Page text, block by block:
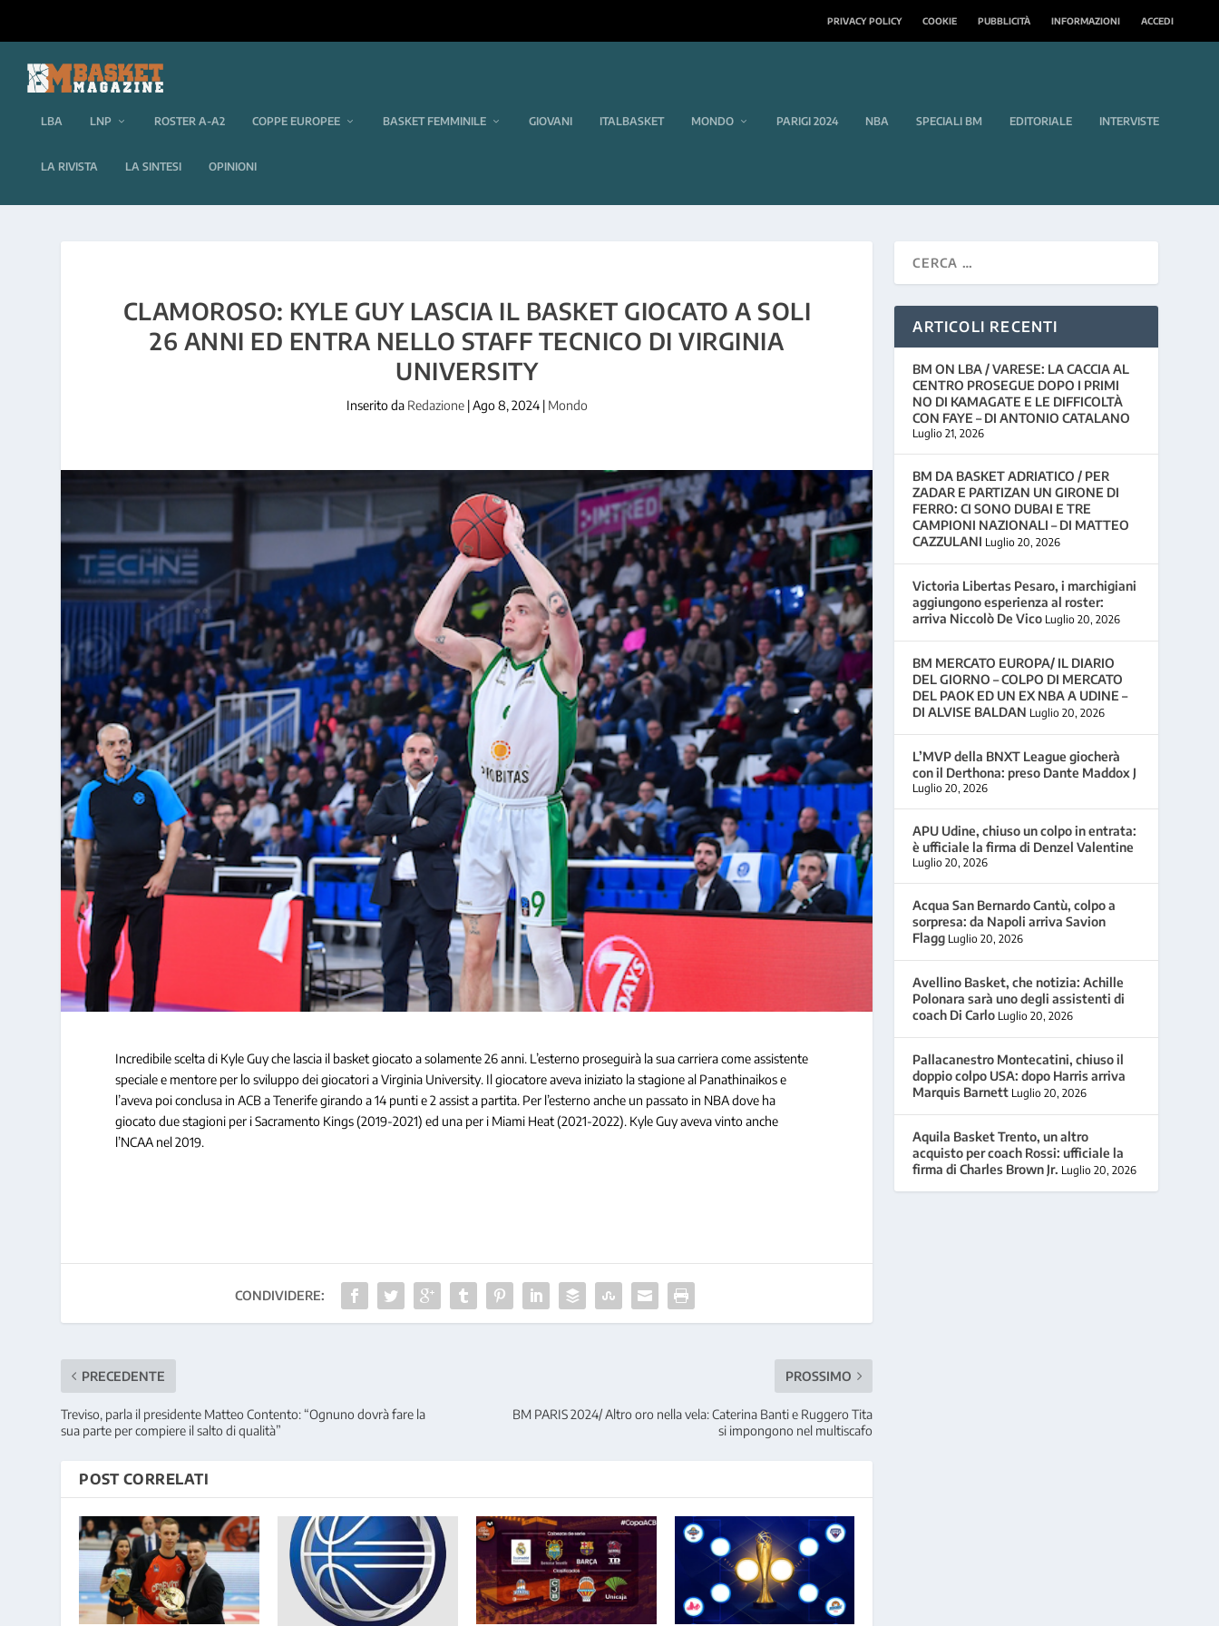
PRIVACY POLICY COOKIE PUBBLICITÀ INFORMAZIONI ACCEDI
LBA LNP ROSTER A-A2 COPPE EUROPEE BASKET FEMMINILE GIOVANI ITALBASKET MONDO PARIGI 2024 NBA SPECIALI BM EDITORIALE INTERVISTE
LA RIVISTA LA SINTESI OPINIONI
CLAMOROSO: KYLE GUY LASCIA IL BASKET GIOCATO A SOLI
26 ANNI ED ENTRA NELLO STAFF TECNICO DI VIRGINIA
UNIVERSITY
Inserito da Redazione|Ago 8, 2024| Mondo
Incredibile scelta di Kyle Guy che lascia il basket giocato a solamente 26 anni. L’esterno proseguirà la sua carriera come assistente
speciale e mentore per lo sviluppo dei giocatori a Virginia University. Il giocatore aveva iniziato la stagione al Panathinaikos e
l’aveva poi conclusa in ACB a Tenerife girando a 14 punti e 2 assist a partita. Per l’esterno anche un passato in NBA dove ha
giocato due stagioni per i Sacramento Kings (2019-2021) ed una per i Miami Heat (2021-2022). Kyle Guy aveva vinto anche
l’NCAA nel 2019.
CONDIVIDERE:
PRECEDENTE
Treviso, parla il presidente Matteo Contento: “Ognuno dovrà fare la
sua parte per compiere il salto di qualità”
PROSSIMO
BM PARIS 2024/ Altro oro nella vela: Caterina Banti e Ruggero Tita
si impongono nel multiscafo
POST CORRELATI
ARTICOLI RECENTI
BM ON LBA / VARESE: LA CACCIA AL
CENTRO PROSEGUE DOPO I PRIMI
NO DI KAMAGATE E LE DIFFICOLTÀ
CON FAYE – DI ANTONIO CATALANO
Luglio 21, 2026
BM DA BASKET ADRIATICO / PER
ZADAR E PARTIZAN UN GIRONE DI
FERRO: CI SONO DUBAI E TRE
CAMPIONI NAZIONALI – DI MATTEO
CAZZULANI Luglio 20, 2026
Victoria Libertas Pesaro, i marchigiani
aggiungono esperienza al roster:
arriva Niccolò De Vico Luglio 20, 2026
BM MERCATO EUROPA/ IL DIARIO
DEL GIORNO – COLPO DI MERCATO
DEL PAOK ED UN EX NBA A UDINE –
DI ALVISE BALDAN Luglio 20, 2026
L’MVP della BNXT League giocherà
con il Derthona: preso Dante Maddox J
Luglio 20, 2026
APU Udine, chiuso un colpo in entrata:
è ufficiale la firma di Denzel Valentine
Luglio 20, 2026
Acqua San Bernardo Cantù, colpo a
sorpresa: da Napoli arriva Savion
Flagg Luglio 20, 2026
Avellino Basket, che notizia: Achille
Polonara sarà uno degli assistenti di
coach Di Carlo Luglio 20, 2026
Pallacanestro Montecatini, chiuso il
doppio colpo USA: dopo Harris arriva
Marquis Barnett Luglio 20, 2026
Aquila Basket Trento, un altro
acquisto per coach Rossi: ufficiale la
firma di Charles Brown Jr. Luglio 20, 2026